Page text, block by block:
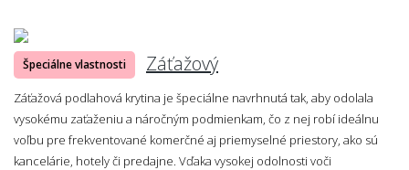
Špeciálne vlastnosti Záťažový
Záťažová podlahová krytina je špeciálne navrhnutá tak, aby odolala
vysokému zaťaženiu a náročným podmienkam, čo z nej robí ideálnu
voľbu pre frekventované komerčné aj priemyselné priestory, ako sú
kancelárie, hotely či predajne. Vďaka vysokej odolnosti voči